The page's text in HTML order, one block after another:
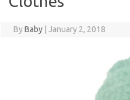
ByBaby January 2, 2018